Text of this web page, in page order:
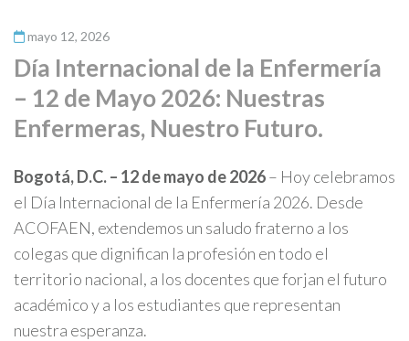
mayo 12, 2026
Día Internacional de la Enfermería
– 12 de Mayo 2026: Nuestras
Enfermeras, Nuestro Futuro.
Bogotá, D.C. – 12 de mayo de 2026– Hoy celebramos
el Día Internacional de la Enfermería 2026. Desde
ACOFAEN, extendemos un saludo fraterno a los
colegas que dignifican la profesión en todo el
territorio nacional, a los docentes que forjan el futuro
académico y a los estudiantes que representan
nuestra esperanza.